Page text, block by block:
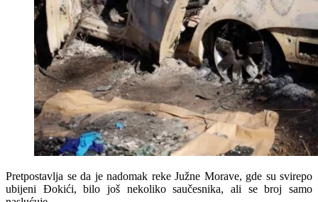
Pretpostavlja se da je nadomak reke Južne Morave, gde su svirepo
ubijeni Đokići, bilo još nekoliko saučesnika, ali se broj samo